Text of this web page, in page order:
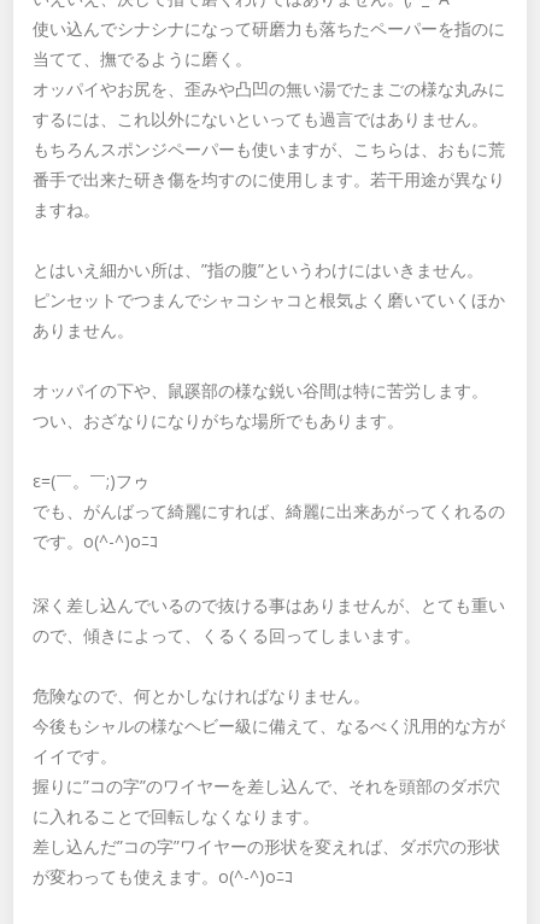
使い込んでシナシナになって研磨力も落ちたペーパーを指のに
当てて、撫でるように磨く。
オッパイやお尻を、歪みや凸凹の無い湯でたまごの様な丸みに
するには、これ以外にないといっても過言ではありません。
もちろんスポンジペーパーも使いますが、こちらは、おもに荒
番手で出来た研き傷を均すのに使用します。若干用途が異なり
ますね。
とはいえ細かい所は、”指の腹”というわけにはいきません。
ピンセットでつまんでシャコシャコと根気よく磨いていくほか
ありません。
オッパイの下や、鼠蹊部の様な鋭い谷間は特に苦労します。
つい、おざなりになりがちな場所でもあります。
ε=(￣。￣;)フゥ
でも、がんばって綺麗にすれば、綺麗に出来あがってくれるの
です。o(^-^)oﾆｺ
深く差し込んでいるので抜ける事はありませんが、とても重い
ので、傾きによって、くるくる回ってしまいます。
危険なので、何とかしなければなりません。
今後もシャルの様なヘビー級に備えて、なるべく汎用的な方が
イイです。
握りに”コの字”のワイヤーを差し込んで、それを頭部のダボ穴
に入れることで回転しなくなります。
差し込んだ”コの字”ワイヤーの形状を変えれば、ダボ穴の形状
が変わっても使えます。o(^-^)oﾆｺ